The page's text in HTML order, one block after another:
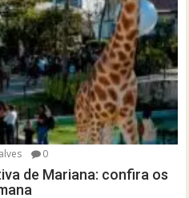
0
de Mariana: confira os